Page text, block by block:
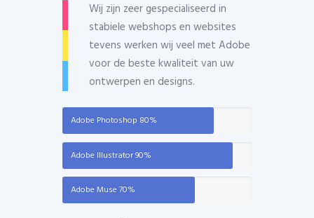
Wij zijn zeer gespecialiseerd in
stabiele webshops en websites
tevens werken wij veel met Adobe
voor de beste kwaliteit van uw
ontwerpen en designs.
Adobe Photoshop 80%
Adobe Illustrator90%
Adobe Muse 70%